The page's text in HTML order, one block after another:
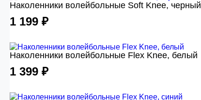
Наколенники волейбольные Soft Knee, черный
1 199 ₽
Наколенники волейбольные Flex Knee, белый
1 399 ₽